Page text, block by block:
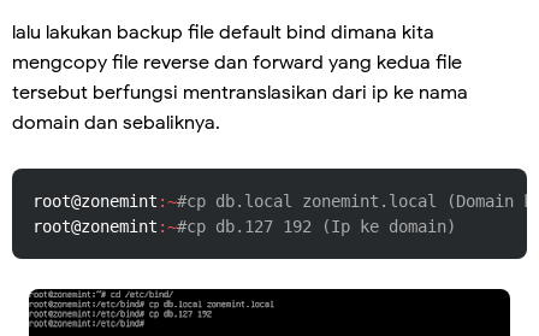
lalu lakukan backup file default bind dimana kita
mengcopy file reverse dan forward yang kedua file
tersebut berfungsi mentranslasikan dari ip ke nama
domain dan sebaliknya.
root@zonemint :~#cp db.local zonemint.local (Domain
root@zonemint :~#cp db.127 192 (Ip ke domain)